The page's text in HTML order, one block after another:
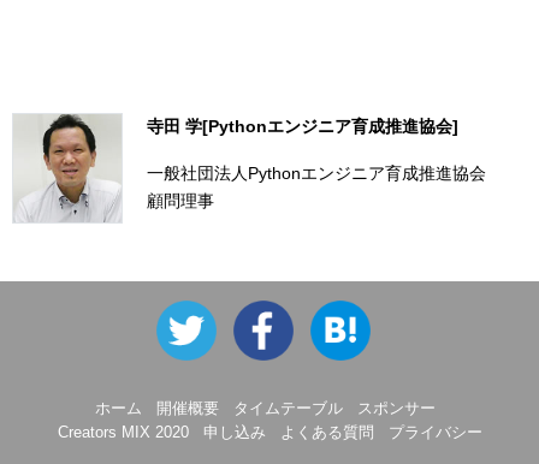
寺田 学[Pythonエンジニア育成推進協会]
一般社団法人Pythonエンジニア育成推進協会
顧問理事
ホーム 開催概要 タイムテーブル
スポンサー
Creators MIX 2020
申し込み よくある質問 プライバシー